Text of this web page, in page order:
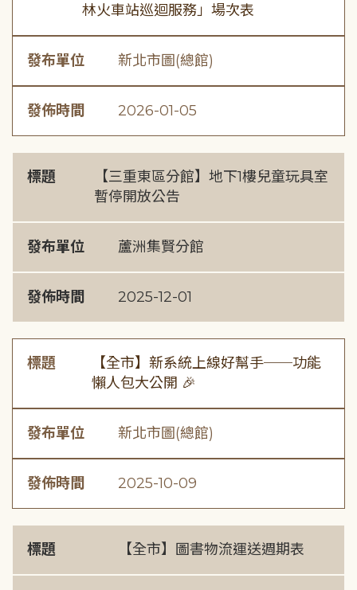
林火車站巡迴服務」場次表
發布單位 新北市圖(總館)
發佈時間 2026-01-05
標題
【三重東區分館】地下1樓兒童玩具室
暫停開放公告
發布單位 蘆洲集賢分館
發佈時間 2025-12-01
標題
【全市】新系統上線好幫手──功能
懶人包大公開 🎉
發布單位 新北市圖(總館)
發佈時間 2025-10-09
標題 【全市】圖書物流運送週期表